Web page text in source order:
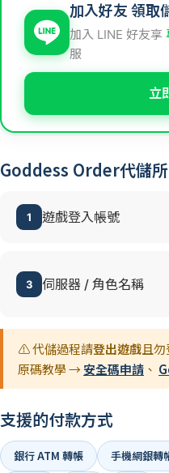
加入好友 領取
加入 LINE 好友享
服
立
Goddess Order代儲
1 遊戲登入帳號
3 伺服器 / 角色名稱
⚠️ 代儲過程請登出遊戲且
原碼教學 →安全碼申請 、
支援的付款方式
銀行 ATM 轉帳 手機網銀轉